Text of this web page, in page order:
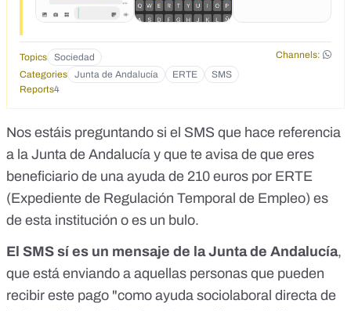
Topics Sociedad
Channels:
Categories
Junta de Andalucía ERTE
SMS
Reports4
Nos estáis preguntando si el SMS que hace referencia
a la Junta de Andalucía y que te avisa de que eres
beneficiario de una ayuda de 210 euros por ERTE
(Expediente de Regulación Temporal de Empleo) es
de esta institución o es un bulo.
El SMS sí es un mensaje de la Junta de Andalucía,
que está enviando a aquellas personas que pueden
recibir este pago "como ayuda sociolaboral directa de